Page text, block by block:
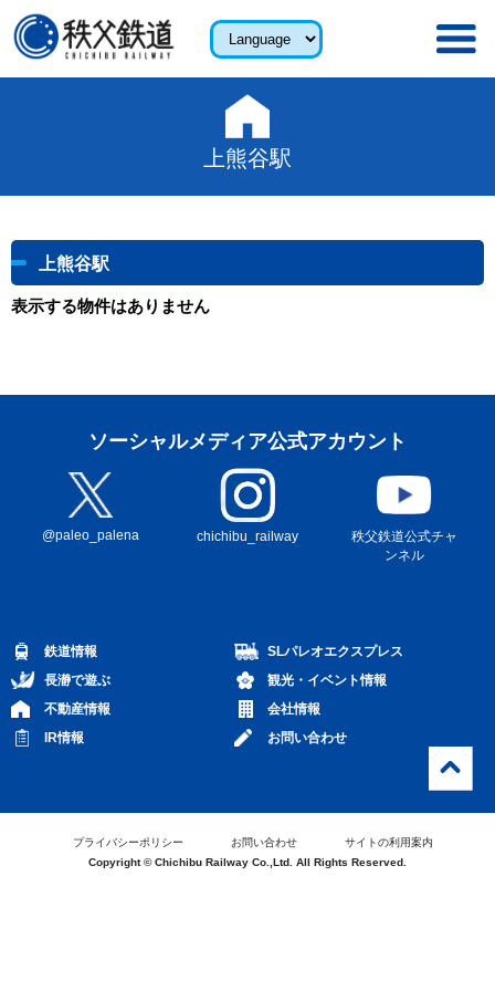
上熊谷駅
上熊谷駅
表示する物件はありません
ソーシャルメディア公式アカウント
@paleo_palena chichibu_railway
秩父鉄道公式チャ
ンネル
鉄道情報
SLパレオエクスプレス
長瀞で遊ぶ
観光・イベント情報
不動産情報
会社情報
IR情報
お問い合わせ
プライバシーポリシー お問い合わせ
サイトの利用案内
Copyright © Chichibu Railway Co.,Ltd. All Rights Reserved.